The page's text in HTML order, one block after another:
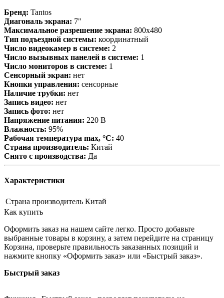
Бренд: Tantos
Диагональ экрана: 7"
Максимальное разрешение экрана: 800x480
Тип подъездной системы: координатный
Число видеокамер в системе: 2
Число вызывных панелей в системе: 1
Число мониторов в системе: 1
Сенсорный экран: нет
Кнопки управления: сенсорные
Наличие трубки: нет
Запись видео: нет
Запись фото: нет
Напряжение питания: 220 B
Влажность: 95%
Рабочая температура max, °С: 40
Страна производитель: Китай
Снято с производства: Да
Характеристики
Страна производитель Китай
Как купить
Оформить заказ на нашем сайте легко. Просто добавьте
выбранные товары в корзину, а затем перейдите на страницу
Корзина, проверьте правильность заказанных позиций и
нажмите кнопку «Оформить заказ» или «Быстрый заказ».
Быстрый заказ